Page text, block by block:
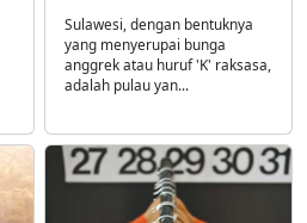
Sulawesi, dengan bentuknya
yang menyerupai bunga
anggrek atau huruf 'K' raksasa,
adalah pulau yan...